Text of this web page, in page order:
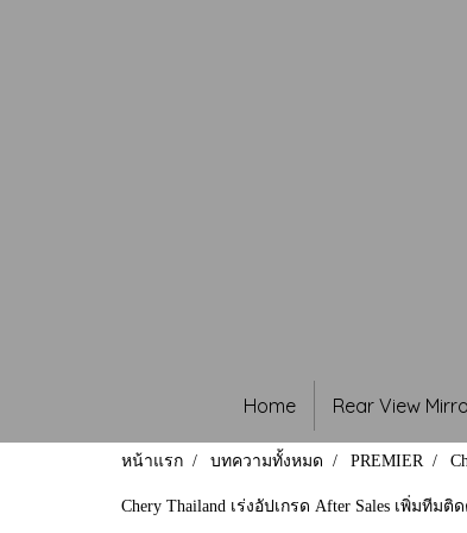
Home Rear View
หน้าแรก บทความทั้งหมด PREMIER
Chery Thailand เร่งอัปเกรด After Sales เพิ่มทีม